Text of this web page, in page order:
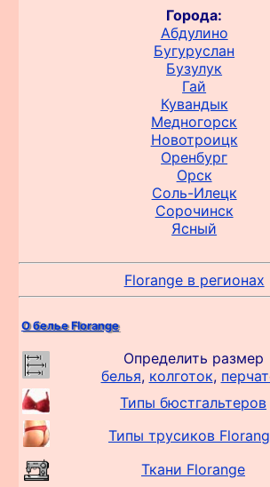
Города:
Абдулино
Бугуруслан
Бузулук
Гай
Кувандык
Медногорск
Новотроицк
Оренбург
Орск
Соль-Илецк
Сорочинск
Ясный
Florange в регионах
О белье Florange
Определить размер
белья, колготок,
Типы бюстгальтеров
Типы трусиков
Ткани Florange